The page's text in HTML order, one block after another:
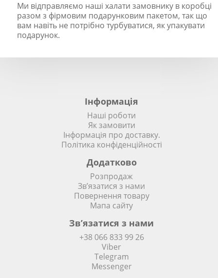
Ми відправляємо наші халати замовнику в коробці
разом з фірмовим подарунковим пакетом, так що
вам навіть не потрібно турбуватися, як упакувати
подарунок.
Інформація
Наші роботи
Як замовити
Інформація про доставку.
Політика конфіденційності
Додатково
Розпродаж
Зв’язатися з нами
Повернення товару
Мапа сайту
Зв’язатися з нами
+38 066 833 99 26
Viber
Telegram
Messenger